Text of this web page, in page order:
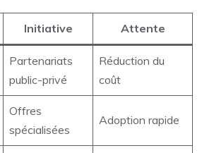
Initiative Attente
Partenariats
public-privé
Réduction du
coût
Offres
spécialisées
Adoption rapide